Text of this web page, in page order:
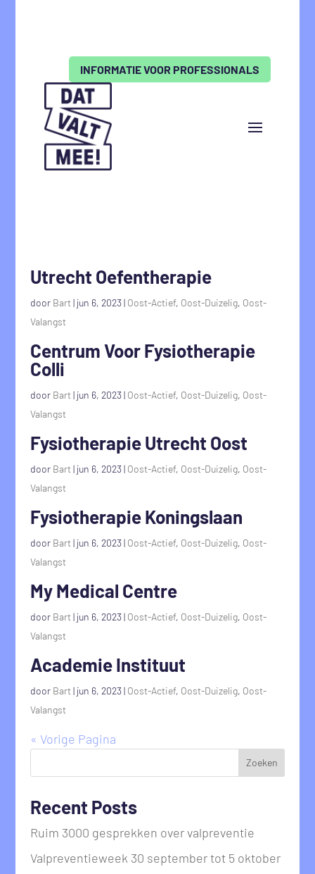
INFORMATIE VOOR PROFESSIONALS
Utrecht Oefentherapie
door Bart | jun 6, 2023 | Oost-Actief, Oost-Duizelig, Oost-
Valangst
Centrum Voor Fysiotherapie
Colli
door Bart | jun 6, 2023 | Oost-Actief, Oost-Duizelig, Oost-
Valangst
Fysiotherapie Utrecht Oost
door Bart | jun 6, 2023 | Oost-Actief, Oost-Duizelig, Oost-
Valangst
Fysiotherapie Koningslaan
door Bart | jun 6, 2023 | Oost-Actief, Oost-Duizelig, Oost-
Valangst
My Medical Centre
door Bart | jun 6, 2023 | Oost-Actief, Oost-Duizelig, Oost-
Valangst
Academie Instituut
door Bart | jun 6, 2023 | Oost-Actief, Oost-Duizelig, Oost-
Valangst
« Vorige Pagina
Zoeken
Recent Posts
Ruim 3000 gesprekken over valpreventie
Valpreventieweek 30 september tot 5 oktober